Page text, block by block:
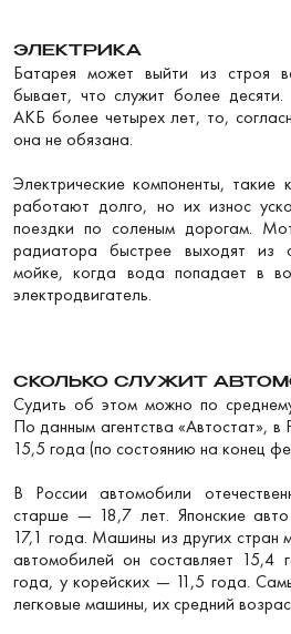
ЭЛЕКТРИКА
Батарея может выйти из строя
бывает, что служит более
АКБ более четырех лет, то,
она не обязана.
Электрические компоненты, такие
работают долго, но их износ
поездки по соленым дорогам.
радиатора быстрее выходят из
мойке, когда вода попадает в
электродвигатель.
СКОЛЬКО СЛУЖИТ
Судить об этом можно по
По данным агентства «Автостат», в
15,5 года (по состоянию на конец
В России автомобили
старше — 18,7 лет. Японские
17,1 года. Машины из других
автомобилей он составляет
года, у корейских — 11,5 года.
легковые машины, их средний